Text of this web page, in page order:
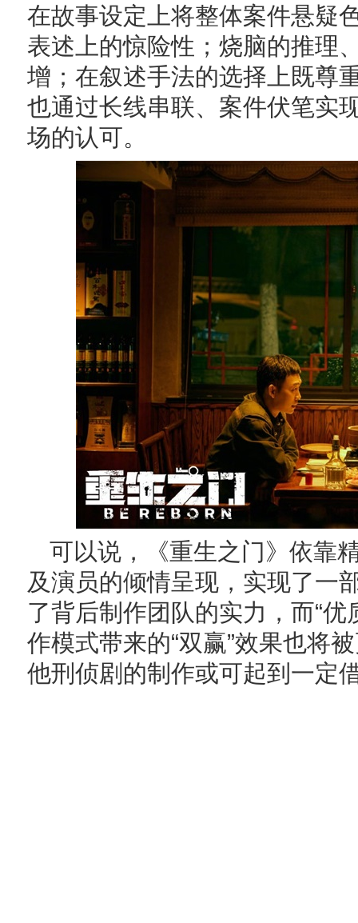
在故事设定上将整体案件悬疑
表述上的惊险性；烧脑的推理
增；在叙述手法的选择上既尊
也通过长线串联、案件伏笔实
场的认可。
可以说，《重生之门》依靠
及演员的倾情呈现，实现了一
了背后制作团队的实力，而“
作模式带来的“双赢”效果也将
他刑侦剧的制作或可起到一定